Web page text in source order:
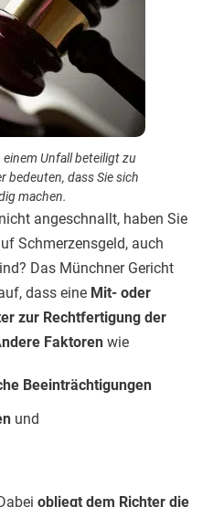
Unfall beteiligt zu
bedeuten, dass Sie sich
machen.
angeschnallt, haben Sie
Schmerzensgeld, auch
Das Münchner Gericht
dass eine Mit- oder
zur Rechtfertigung der
Faktoren wie
Beeinträchtigungen
und
obliegt dem Richter die